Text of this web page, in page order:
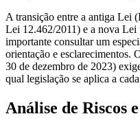
A transição entre a antiga Lei
Lei 12.462/2011) e a nova Lei
importante consultar um
orientação e esclarecimentos.
30 de dezembro de 2023)
qual legislação se aplica a
Análise de Riscos